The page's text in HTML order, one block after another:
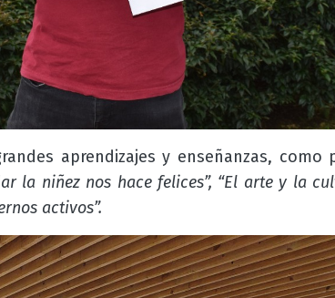
aprendizajes y enseñanzas, como
la niñez nos hace felices”, “El arte y la
activos”.